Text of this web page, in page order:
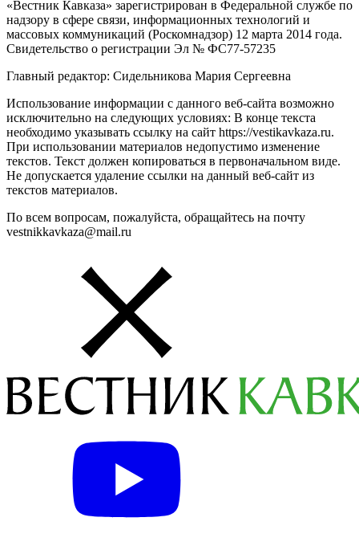
«Вестник Кавказа» зарегистрирован в Федеральной службе по
надзору в сфере связи, информационных технологий и
массовых коммуникаций (Роскомнадзор) 12 марта 2014 года.
Свидетельство о регистрации Эл № ФС77-57235
Главный редактор: Сидельникова Мария Сергеевна
Использование информации с данного веб-сайта возможно
исключительно на следующих условиях: В конце текста
необходимо указывать ссылку на сайт https://vestikavkaza.ru.
При использовании материалов недопустимо изменение
текстов. Текст должен копироваться в первоначальном виде.
Не допускается удаление ссылки на данный веб-сайт из
текстов материалов.
По всем вопросам, пожалуйста, обращайтесь на почту
vestnikkavkaza@mail.ru